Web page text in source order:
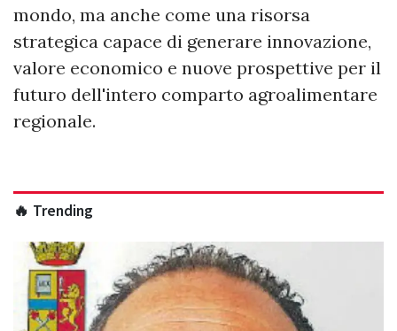
mondo, ma anche come una risorsa
strategica capace di generare innovazione,
valore economico e nuove prospettive per il
futuro dell'intero comparto agroalimentare
regionale.
🔥 Trending